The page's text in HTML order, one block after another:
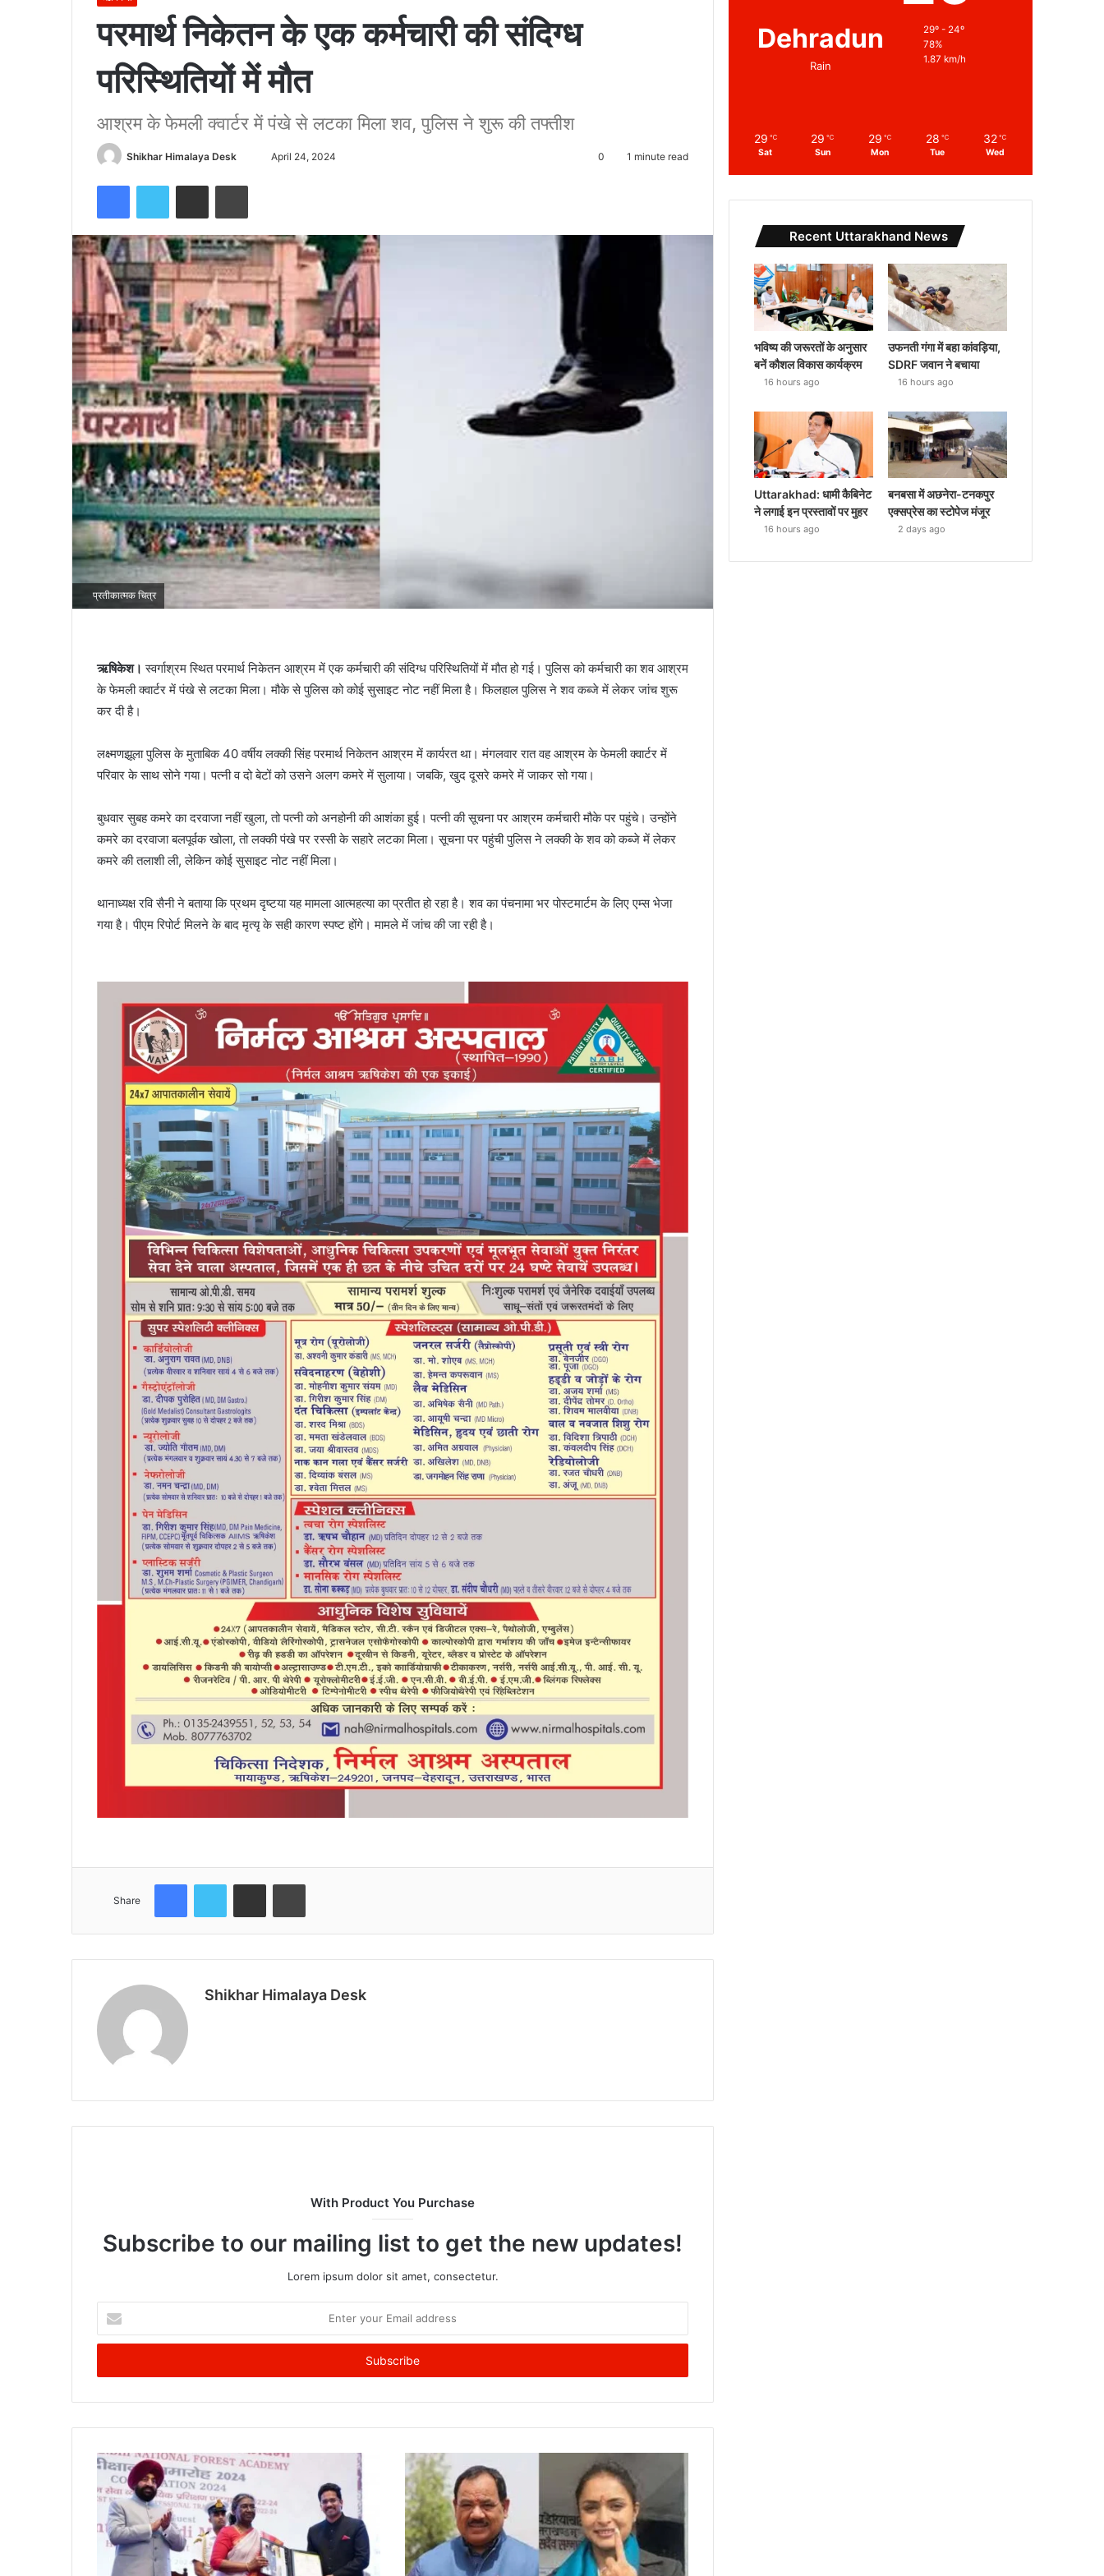
परमार्थ निकेतन के एक कर्मचारी की संदिग्ध
परिस्थितियों में मौत
आश्रम के फेमली क्वार्टर में पंखे से लटका मिला शव, पुलिस ने शुरू की तफ्तीश
Shikhar Himalaya Desk
SendApril 24, 2024 0 1 minute read
FacebookTwitter Share via Email Print
प्रतीकात्मक चित्र
ऋषिकेश। स्वर्गाश्रम स्थित परमार्थ निकेतन आश्रम में एक कर्मचारी की संदिग्ध परिस्थितियों में मौत हो गई। पुलिस को कर्मचारी का शव आश्रम
के फेमली क्वार्टर में पंखे से लटका मिला। मौके से पुलिस को कोई सुसाइट नोट नहीं मिला है। फिलहाल पुलिस ने शव कब्जे में लेकर जांच शुरू
कर दी है।
लक्ष्मणझूला पुलिस के मुताबिक 40 वर्षीय लक्की सिंह परमार्थ निकेतन आश्रम में कार्यरत था। मंगलवार रात वह आश्रम के फेमली क्वार्टर में
परिवार के साथ सोने गया। पत्नी व दो बेटों को उसने अलग कमरे में सुलाया। जबकि, खुद दूसरे कमरे में जाकर सो गया।
बुधवार सुबह कमरे का दरवाजा नहीं खुला, तो पत्नी को अनहोनी की आशंका हुई। पत्नी की सूचना पर आश्रम कर्मचारी मौके पर पहुंचे। उन्होंने
कमरे का दरवाजा बलपूर्वक खोला, तो लक्की पंखे पर रस्सी के सहारे लटका मिला। सूचना पर पहुंची पुलिस ने लक्की के शव को कब्जे में लेकर
कमरे की तलाशी ली, लेकिन कोई सुसाइट नोट नहीं मिला।
थानाध्यक्ष रवि सैनी ने बताया कि प्रथम दृष्टया यह मामला आत्महत्या का प्रतीत हो रहा है। शव का पंचनामा भर पोस्टमार्टम के लिए एम्स भेजा
गया है। पीएम रिपोर्ट मिलने के बाद मृत्यृ के सही कारण स्पष्ट होंगे। मामले में जांच की जा रही है।
Share
FacebookTwitter Share via Email Print
Shikhar Himalaya Desk
With Product You Purchase
Subscribe to our mailing list to get the new updates!
Lorem ipsum dolor sit amet, consectetur.
your
Email
Dehradun
Rain
29º - 24º
78%
1.87 km/h
29 ℃
Sat
29 ℃
Sun
29 ℃
Mon
28 ℃
Tue
32 ℃
Wed
Recent Uttarakhand News
भविष्य की जरूरतों के अनुसार
बनें कौशल विकास कार्यक्रम
16 hours ago
उफनती गंगा में बहा कांवड़िया,
SDRF जवान ने बचाया
16 hours ago
Uttarakhad: धामी कैबिनेट
ने लगाई इन प्रस्तावों पर मुहर
16 hours ago
बनबसा में अछनेरा-टनकपुर
एक्सप्रेस का स्टोपेज मंजूर
2 days ago